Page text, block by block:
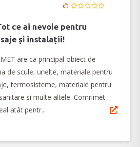
ce ai nevoie pentru
și instalații!
are ca principal obiect de
de scule, unelte, materiale pentru
termosisteme, materiale pentru
și multe altele. Comrimet
atât pentr...